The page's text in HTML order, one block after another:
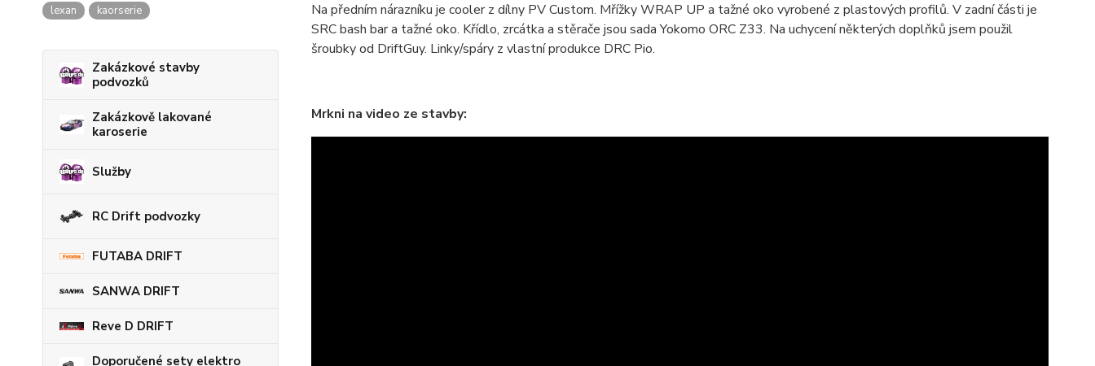
lexan
kaorserie
Zakázkové stavby
podvozků
Zakázkově lakované
karoserie
Služby
RC Drift podvozky
FUTABA DRIFT
SANWA DRIFT
Reve D DRIFT
Doporučené sety elektro
Na předním nárazníku je cooler z dílny PV Custom. Mřížky WRAP UP a tažné oko vyrobené z plastových profilů. V zadní části je
SRC bash bar a tažné oko. Křídlo, zrcátka a stěrače jsou sada Yokomo ORC Z33. Na uchycení některých doplňků jsem použil
šroubky od DriftGuy. Linky/spáry z vlastní produkce DRC Pio.
Mrkni na video ze stavby: